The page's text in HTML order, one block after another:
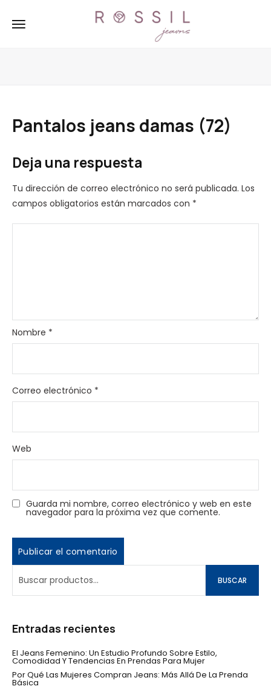
Pantalos jeans damas (72)
Deja una respuesta
Tu dirección de correo electrónico no será publicada. Los
campos obligatorios están marcados con *
Nombre *
Correo electrónico *
Web
Guarda mi nombre, correo electrónico y web en este
navegador para la próxima vez que comente.
BUSCAR
Entradas recientes
El Jeans Femenino: Un Estudio Profundo Sobre Estilo,
Comodidad Y Tendencias En Prendas Para Mujer
Por Qué Las Mujeres Compran Jeans: Más Allá De La Prenda
Básica